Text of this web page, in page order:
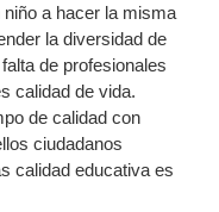
a hacer la misma
la diversidad de
de profesionales
calidad de vida.
de calidad con
ciudadanos
calidad educativa es